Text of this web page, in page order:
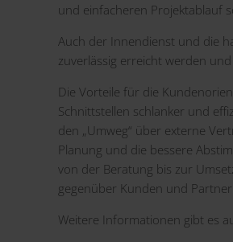
und einfacheren Projektablauf
Auch der Innendienst und die
zuverlässig erreicht werden
Die Vorteile für die
Schnittstellen schlanker und
den „Umweg“ über externe
Planung und die bessere
von der Beratung bis zur
gegenüber Kunden und
Weitere Informationen gibt es